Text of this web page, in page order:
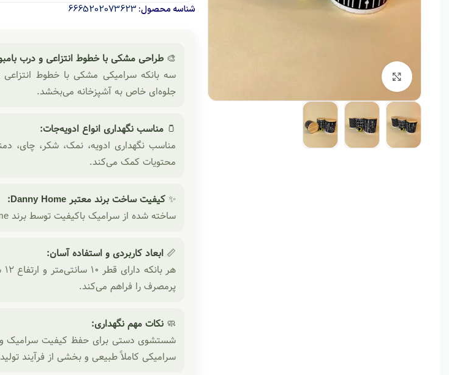
شناسه محصول: 6665202073623
🎨 طراحی مشکی با خطوط انتزاعی و درب
سه بانکه سرامیکی مشکی با خطوط
جلوه‌ای خاص به آشپزخانه می‌بخشد.
🫙 مناسب نگهداری انواع ادویه‌جات:
مناسب نگهداری ادویه، نمک، شکر، چای،
محتویات کمک می‌کند.
✨ کیفیت ساخت برند معتبر Danny Home:
ساخته شده از سرامیک باکیفیت توسط برند Danny Home؛ انتخابی بادوام، زیبا و مناسب برای استفاده روزمره.
📏 ابعاد کاربردی و استفاده آسان:
پرمصرف را فراهم می‌کند.
🧼 نکات مهم نگهداری:
شستشوی دستی برای حفظ کیفیت سرامیک و
سرامیکی کاملاً طبیعی و بخشی از فرآیند